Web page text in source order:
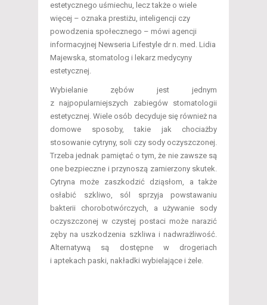
estetycznego uśmiechu, lecz także o wiele
więcej – oznaka prestiżu, inteligencji czy
powodzenia społecznego – mówi agencji
informacyjnej Newseria Lifestyle dr n. med. Lidia
Majewska, stomatolog i lekarz medycyny
estetycznej.
Wybielanie zębów jest jednym
z najpopularniejszych zabiegów stomatologii
estetycznej. Wiele osób decyduje się również na
domowe sposoby, takie jak chociażby
stosowanie cytryny, soli czy sody oczyszczonej.
Trzeba jednak pamiętać o tym, że nie zawsze są
one bezpieczne i przynoszą zamierzony skutek.
Cytryna może zaszkodzić dziąsłom, a także
osłabić szkliwo, sól sprzyja powstawaniu
bakterii chorobotwórczych, a używanie sody
oczyszczonej w czystej postaci może narazić
zęby na uszkodzenia szkliwa i nadwrażliwość.
Alternatywą są dostępne w drogeriach
i aptekach paski, nakładki wybielające i żele.